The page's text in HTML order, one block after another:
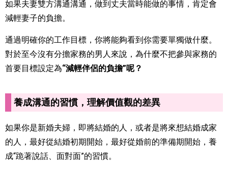
如果夫妻雙方溝通溝通，做到丈夫當時能做的事情，肯定會
減輕妻子的負擔。
通過明確你的工作目標，你將能夠看到你需要單獨做什麼。
對於至今沒有分擔家務的男人來說，為什麼不把參與家務的
首要目標設定為“減輕伴侶的負擔”呢？
養成溝通的習慣，理解價值觀的差異
如果你是新婚夫婦，即將結婚的人，或者是將來想結婚成家
的人，最好從結婚初期開始，最好從婚前的準備期開始，養
成“跪著說話、面對面”的習慣。